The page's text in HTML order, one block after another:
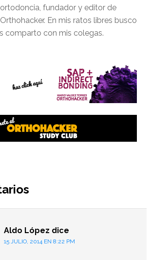
ortodoncia, fundador y editor de
Orthohacker. En mis ratos libres busco
comparto con mis colegas.
Aldo López dice
15 JULIO, 2014 EN 8:22 PM